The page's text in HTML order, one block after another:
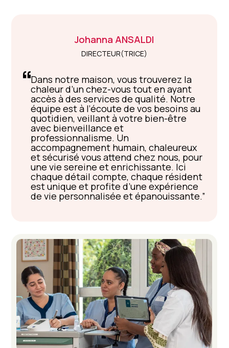
Johanna ANSALDI
DIRECTEUR(TRICE)
Dans notre maison, vous trouverez la
chaleur d’un chez-vous tout en ayant
accès à des services de qualité. Notre
équipe est à l’écoute de vos besoins au
quotidien, veillant à votre bien-être
avec bienveillance et
professionnalisme. Un
accompagnement humain, chaleureux
et sécurisé vous attend chez nous, pour
une vie sereine et enrichissante. Ici
chaque détail compte, chaque résident
est unique et profite d’une expérience
de vie personnalisée et épanouissante.